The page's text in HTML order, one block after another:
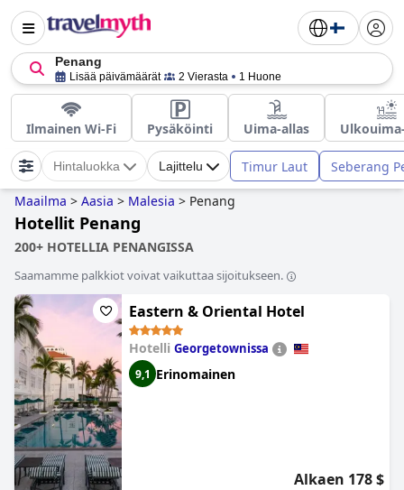
Penang
Lisää päivämäärät 2 Vierasta 1 Huone
Ilmainen Wi-Fi Pysäköinti Uima-allas
Hintaluokka Lajittelu Timur Laut Seberang
Maailma > Aasia > Malesia > Penang
Hotellit Penang
200+ HOTELLIA PENANGISSA
Saamamme palkkiot voivat vaikuttaa sijoitukseen.
Eastern & Oriental Hotel
Hotelli Georgetownissa
9,1 Erinomainen
Alkaen 178 $